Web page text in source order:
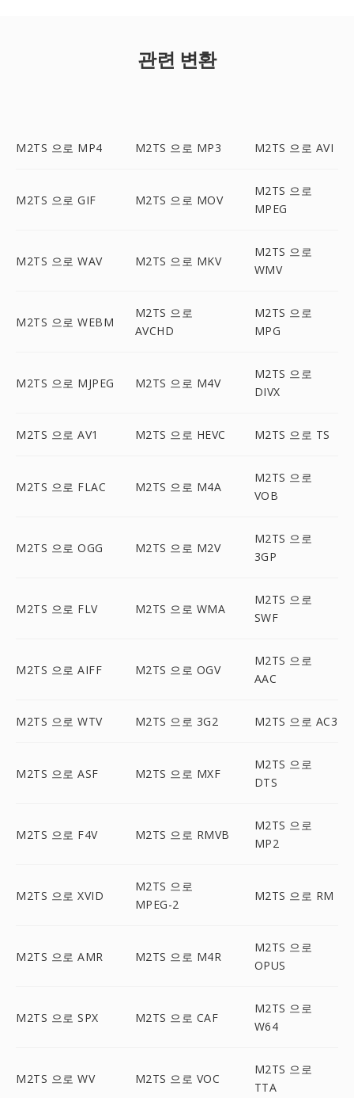
관련 변환
M2TS 으로 MP4 M2TS 으로 MP3 M2TS 으로 AVI
M2TS 으로 GIF M2TS 으로 MOV
M2TS 으로
MPEG
M2TS 으로 WAV M2TS 으로 MKV
M2TS 으로
WMV
M2TS 으로 WEBM
M2TS 으로
AVCHD
M2TS 으로
MPG
M2TS 으로 MJPEG M2TS 으로 M4V
M2TS 으로
DIVX
M2TS 으로 AV1 M2TS 으로 HEVC M2TS 으로 TS
M2TS 으로 FLAC M2TS 으로 M4A
M2TS 으로
VOB
M2TS 으로 OGG M2TS 으로 M2V
M2TS 으로
3GP
M2TS 으로 FLV M2TS 으로 WMA
M2TS 으로
SWF
M2TS 으로 AIFF M2TS 으로 OGV
M2TS 으로
AAC
M2TS 으로 WTV M2TS 으로 3G2 M2TS 으로 AC3
M2TS 으로 ASF M2TS 으로 MXF
M2TS 으로
DTS
M2TS 으로 F4V M2TS 으로 RMVB
M2TS 으로
MP2
M2TS 으로 XVID
M2TS 으로
MPEG-2
M2TS 으로 RM
M2TS 으로 AMR M2TS 으로 M4R
M2TS 으로
OPUS
M2TS 으로 SPX M2TS 으로 CAF
M2TS 으로
W64
M2TS 으로 WV M2TS 으로 VOC
M2TS 으로
TTA